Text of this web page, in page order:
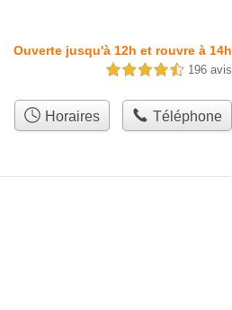
Ouverte jusqu'à 12h et rouvre à 14h
4,5 étoiles sur 5 196 avis
Horaires Téléphone